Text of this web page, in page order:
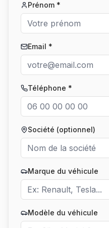
Prénom *
Email *
Téléphone *
Société (optionnel)
Marque du véhicule
Modèle du véhicule